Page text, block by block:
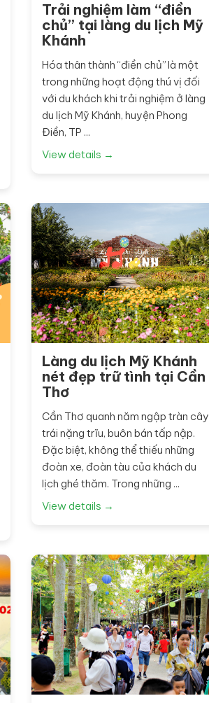
Trải nghiệm làm “điền
chủ” tại làng du lịch Mỹ
Khánh
Hóa thân thành “điền chủ” là một
trong những hoạt động thú vị đối
với du khách khi trải nghiệm ở làng
du lịch Mỹ Khánh, huyện Phong
Điền, TP ...
View details →
Làng du lịch Mỹ Khánh
nét đẹp trữ tình tại Cần
Thơ
Cần Thơ quanh năm ngập tràn cây
trái nặng trĩu, buôn bán tấp nập.
Đặc biệt, không thể thiếu những
đoàn xe, đoàn tàu của khách du
lịch ghé thăm. Trong những ...
View details →